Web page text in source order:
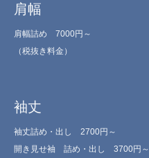
肩幅
肩幅詰め 7000円～
（税抜き料金）
袖丈
袖丈詰め・出し 2700円～
開き見せ袖 詰め・出し 3700円～